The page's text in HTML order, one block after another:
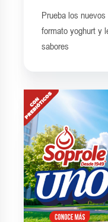
Prueba los
formato yoghurt y
sabores